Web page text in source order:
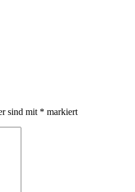
sind mit * markiert